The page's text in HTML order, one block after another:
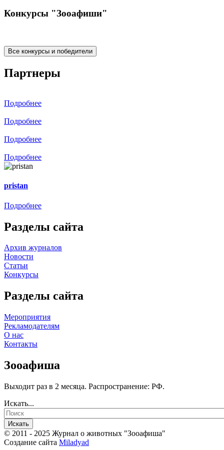
Конкурсы "Зооафиши"
Все конкурсы и победители
Партнеры
Подробнее
Подробнее
Подробнее
Подробнее
pristan
Подробнее
Разделы сайта
Архив журналов
Новости
Статьи
Конкурсы
Разделы сайта
Мероприятия
Рекламодателям
О нас
Контакты
Зооафиша
Выходит раз в 2 месяца. Распространение: РФ.
Искать...
Искать
© 2011 - 2025 Журнал о животных "Зооафиша"
Создание сайта Miladyad